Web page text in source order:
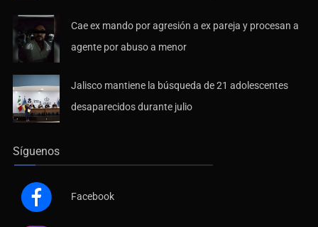
Cae ex mando por agresión a ex pareja y procesan a
agente por abuso a menor
Jalisco mantiene la búsqueda de 21 adolescentes
desaparecidos durante julio
Síguenos
Facebook